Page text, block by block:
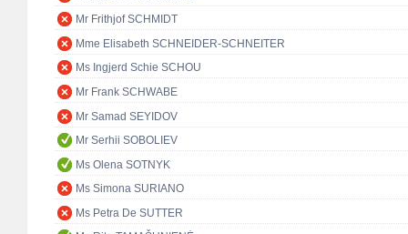
Mr Frithjof SCHMIDT
Mme Elisabeth SCHNEIDER-SCHNEITER
Ms Ingjerd Schie SCHOU
Mr Frank SCHWABE
Mr Samad SEYIDOV
Mr Serhii SOBOLIEV
Ms Olena SOTNYK
Ms Simona SURIANO
Ms Petra De SUTTER